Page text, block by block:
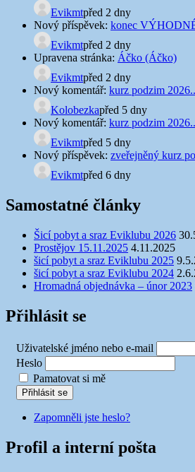
Evikmtpřed 2 dny
Nový příspěvek: konec
Evikmtpřed 2 dny
Upravena stránka: Áčko (Áčko)
Evikmtpřed 2 dny
Nový komentář: kurz podzim
Kolobezkapřed 5 dny
Nový komentář: kurz podzim
Evikmtpřed 5 dny
Nový příspěvek: zveřejněný kurz
Evikmtpřed 6 dny
Samostatné články
Šicí pobyt a sraz Eviklubu 2026
Prostějov 15.11.2025 4.11.2025
šicí pobyt a sraz Eviklubu 2025
šicí pobyt a sraz Eviklubu 2024
Hromadná objednávka – únor 2023
Přihlásit se
Uživatelské jméno nebo e-mail
Heslo
Pamatovat si mě
Přihlásit se
Zapomněli jste heslo?
Profil a interní pošta